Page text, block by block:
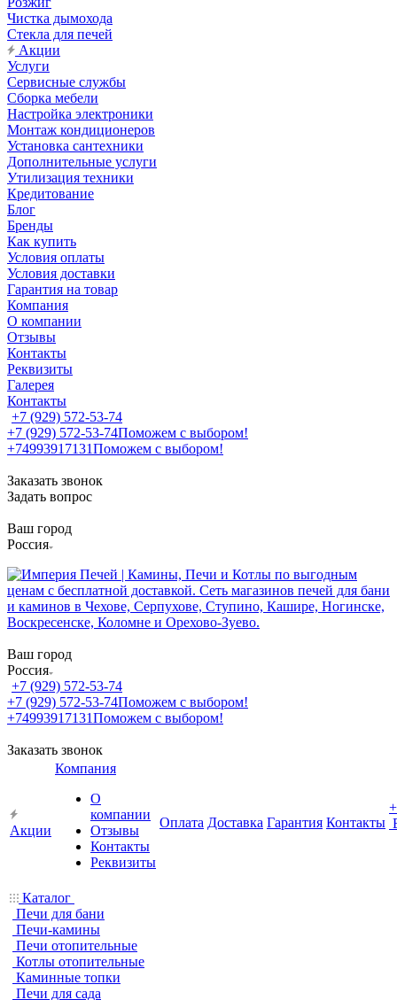
Чистка дымохода
Стекла для печей
Акции
Услуги
Сервисные службы
Сборка мебели
Настройка электроники
Монтаж кондиционеров
Установка сантехники
Дополнительные услуги
Утилизация техники
Кредитование
Блог
Бренды
Как купить
Условия оплаты
Условия доставки
Гарантия на товар
Компания
О компании
Отзывы
Контакты
Реквизиты
Галерея
Контакты
+7 (929) 572-53-74
+7 (929) 572-53-74Поможем с выбором!
+74993917131Поможем с выбором!
Заказать звонок
Задать вопрос
Ваш город
Россия
Ваш город
Россия
+7 (929) 572-53-74
+7 (929) 572-53-74Поможем с выбором!
+74993917131Поможем с выбором!
Заказать звонок
Акции
Компания
О
компании
Отзывы
Контакты
Реквизиты
Оплата Доставка Гарантия Контакты
+
Каталог
Печи для бани
Печи-камины
Печи отопительные
Котлы отопительные
Каминные топки
Печи для сада